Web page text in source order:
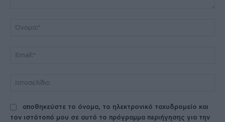
αποθηκεύστε το όνομα, το ηλεκτρονικό ταχυδρομείο και
τον ιστότοπό μου σε αυτό το πρόγραμμα περιήγησης για την